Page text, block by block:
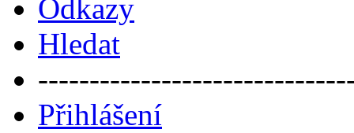
Odkazy
Hledat
Přihlášení